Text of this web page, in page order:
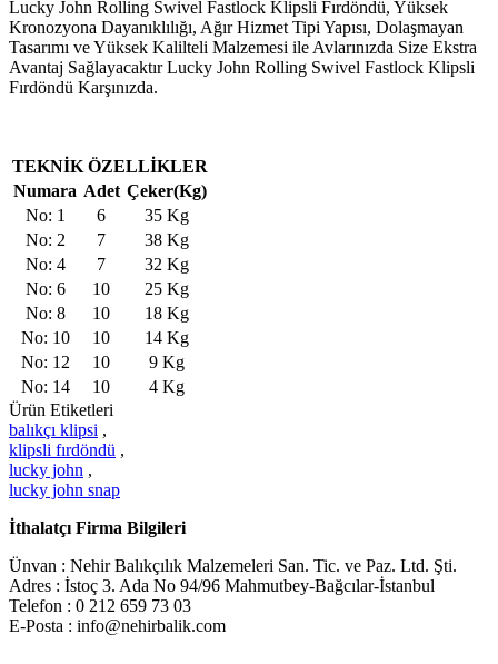
Lucky John Rolling Swivel Fastlock Klipsli Fırdöndü, Yüksek
Kronozyona Dayanıklılığı, Ağır Hizmet Tipi Yapısı, Dolaşmayan
Tasarımı ve Yüksek Kalilteli Malzemesi ile Avlarınızda Size Ekstra
Avantaj Sağlayacaktır Lucky John Rolling Swivel Fastlock Klipsli
Fırdöndü Karşınızda.
TEKNİK ÖZELLİKLER
Numara Adet Çeker(Kg)
No: 1
6
35 Kg
No: 2
7
38 Kg
No: 4
7
32 Kg
No: 6
10
25 Kg
No: 8
10
18 Kg
No: 10
10
14 Kg
No: 12
10
9 Kg
No: 14
10
4 Kg
Ürün Etiketleri
balıkçı klipsi ,
klipsli fırdöndü ,
lucky john ,
lucky john snap
İthalatçı Firma Bilgileri
Ünvan : Nehir Balıkçılık Malzemeleri San. Tic. ve Paz. Ltd. Şti.
Adres : İstoç 3. Ada No 94/96 Mahmutbey-Bağcılar-İstanbul
Telefon : 0 212 659 73 03
E-Posta : info@nehirbalik.com